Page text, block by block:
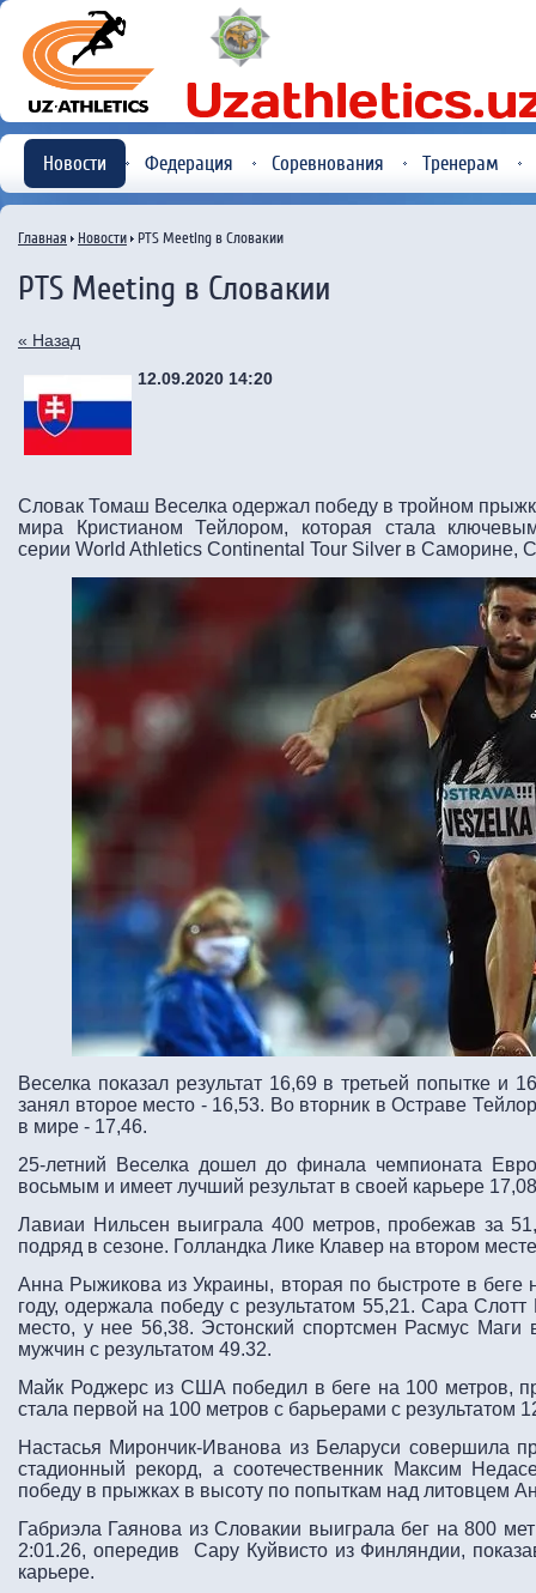
Новости Федерация Соревнования Тренерам
Главная Новости PTS Meeting в Словакии
PTS Meeting в Словакии
« Назад
12.09.2020 14:20
Словак Томаш Веселка одержал победу в тройном
мира Кристианом Тейлором, которая стала
серии World Athletics Continental Tour Silver в Саморине,
Веселка показал результат 16,69 в третьей попытке и
занял второе место - 16,53. Во вторник в Остраве
в мире - 17,46.
25-летний Веселка дошел до финала чемпионата
восьмым и имеет лучший результат в своей карьере
Лавиаи Нильсен выиграла 400 метров, пробежав за
подряд в сезоне. Голландка Лике Клавер на втором
Анна Рыжикова из Украины, вторая по быстроте в беге
году, одержала победу с результатом 55,21. Сара
место, у нее 56,38. Эстонский спортсмен Расмус Маги
мужчин с результатом 49.32.
Майк Роджерс из США победил в беге на 100 метров,
стала первой на 100 метров с барьерами с результатом
Настасья Мирончик-Иванова из Беларуси совершила
стадионный рекорд, а соотечественник Максим
победу в прыжках в высоту по попыткам над литовцем
Габриэла Гаянова из Словакии выиграла бег на 800
2:01.26, опередив Сару Куйвисто из Финляндии,
карьере.